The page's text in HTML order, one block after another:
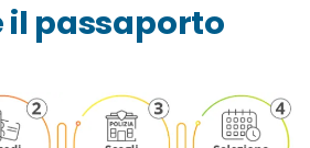
il passaporto